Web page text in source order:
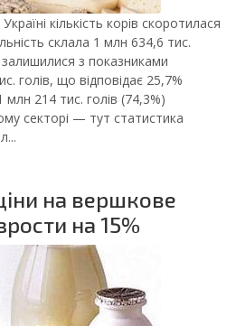
кількість корів скоротилася
склала 1 млн 634,6 тис.
з показниками
голів, що відповідає 25,7%
214 тис. голів (74,3%)
секторі — тут статистика
на вершкове
на 15%